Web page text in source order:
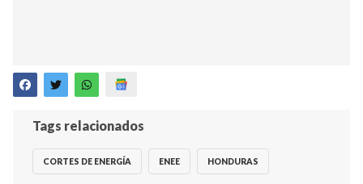
Tags relacionados
CORTES DE ENERGÍA ENEE HONDURAS